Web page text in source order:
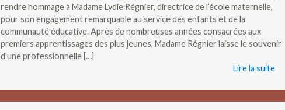
rendre hommage à Madame Lydie Régnier, directrice de l’école maternelle,
pour son engagement remarquable au service des enfants et de la
communauté éducative. Après de nombreuses années consacrées aux
premiers apprentissages des plus jeunes, Madame Régnier laisse le souvenir
d’une professionnelle […]
Lire la suite